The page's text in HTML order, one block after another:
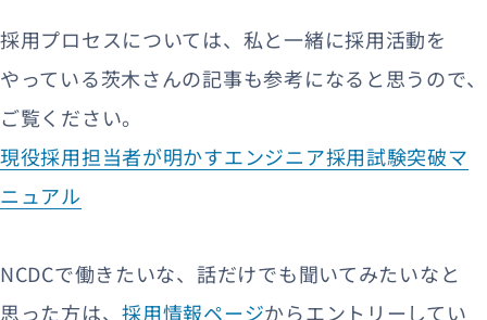
採用プロセスについては、私と一緒に採用活動を
やっている茨木さんの記事も参考になると思うので、
ご覧ください。
現役採用担当者が明かすエンジニア採用試験突破マ
ニュアル
NCDCで働きたいな、話だけでも聞いてみたいなと
思った方は、採用情報ページからエントリーしてい